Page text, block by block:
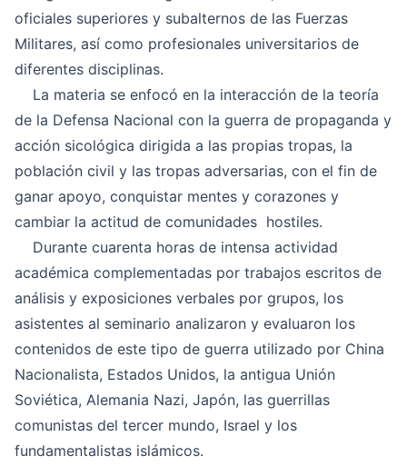
oficiales superiores y subalternos de las Fuerzas
Militares, así como profesionales universitarios de
diferentes disciplinas.
La materia se enfocó en la interacción de la teoría
de la Defensa Nacional con la guerra de propaganda y
acción sicológica dirigida a las propias tropas, la
población civil y las tropas adversarias, con el fin de
ganar apoyo, conquistar mentes y corazones y
cambiar la actitud de comunidades hostiles.
Durante cuarenta horas de intensa actividad
académica complementadas por trabajos escritos de
análisis y exposiciones verbales por grupos, los
asistentes al seminario analizaron y evaluaron los
contenidos de este tipo de guerra utilizado por China
Nacionalista, Estados Unidos, la antigua Unión
Soviética, Alemania Nazi, Japón, las guerrillas
comunistas del tercer mundo, Israel y los
fundamentalistas islámicos.